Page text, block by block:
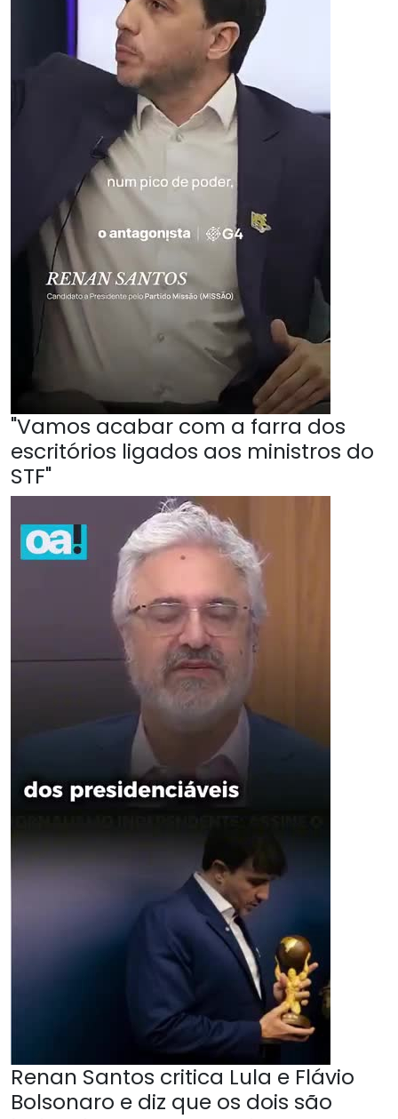
"Vamos acabar com a farra dos
escritórios ligados aos ministros do
STF"
Renan Santos critica Lula e Flávio
Bolsonaro e diz que os dois são